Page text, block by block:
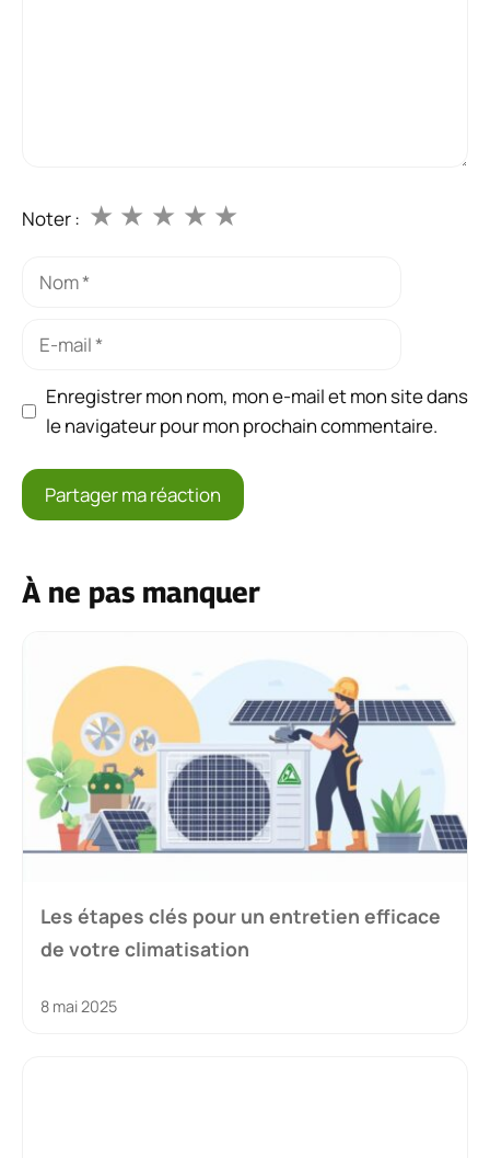
Noter : ★
★
★
★
★
Nom
Enregistrer mon nom, mon e-mail et mon site dans
le navigateur pour mon prochain commentaire.
À ne pas manquer
Les étapes clés pour un entretien efficace
de votre climatisation
8 mai 2025